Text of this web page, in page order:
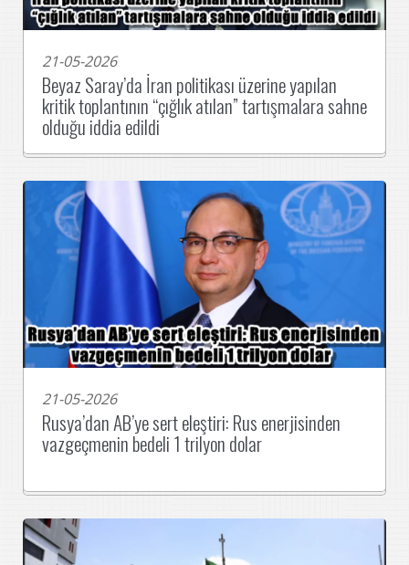
21-05-2026
Beyaz Saray’da İran politikası üzerine yapılan
kritik toplantının “çığlık atılan” tartışmalara sahne
olduğu iddia edildi
21-05-2026
Rusya’dan AB’ye sert eleştiri: Rus enerjisinden
vazgeçmenin bedeli 1 trilyon dolar